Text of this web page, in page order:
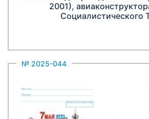
2001),
Социалистического
№ 2025-044